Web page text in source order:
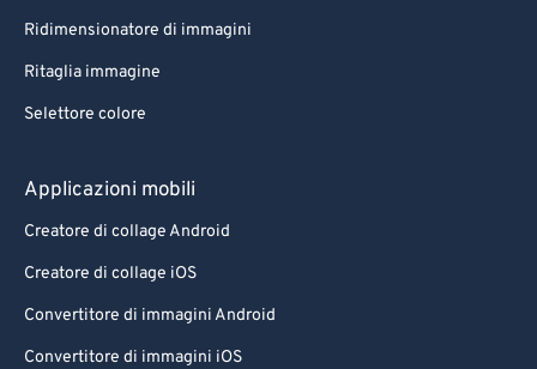
Ridimensionatore di immagini
Ritaglia immagine
Selettore colore
Applicazioni mobili
Creatore di collage Android
Creatore di collage iOS
Convertitore di immagini Android
Convertitore di immagini iOS